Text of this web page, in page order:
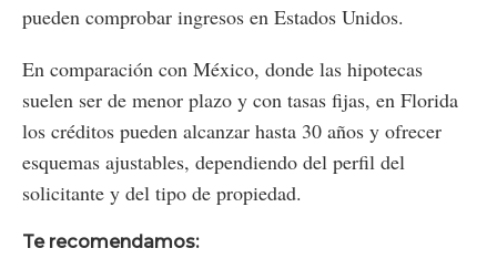
pueden comprobar ingresos en Estados Unidos.​
En comparación con México, donde las hipotecas
suelen ser de menor plazo y con tasas fijas, en Florida
los créditos pueden alcanzar hasta 30 años y ofrecer
esquemas ajustables, dependiendo del perfil del
solicitante y del tipo de propiedad.
Te recomendamos: